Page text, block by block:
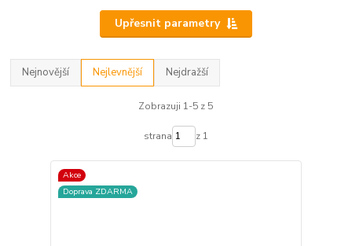
Upřesnit parametry
Nejnovější Nejlevnější Nejdražší
Zobrazuji 1-5 z 5
strana z 1
Akce
Doprava ZDARMA